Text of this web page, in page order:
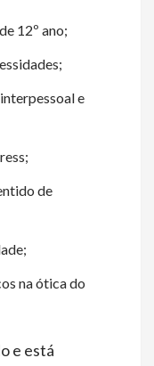
12º ano;
e
de
na ótica do
e está